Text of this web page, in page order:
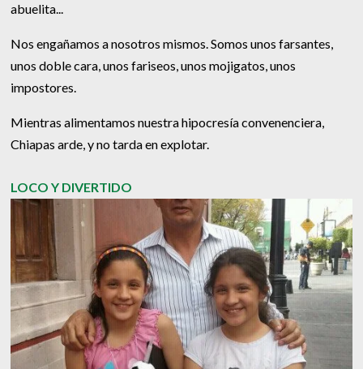
abuelita...
Nos engañamos a nosotros mismos. Somos unos farsantes,
unos doble cara, unos fariseos, unos mojigatos, unos
impostores.
Mientras alimentamos nuestra hipocresía convenenciera,
Chiapas arde, y no tarda en explotar.
LOCO Y DIVERTIDO